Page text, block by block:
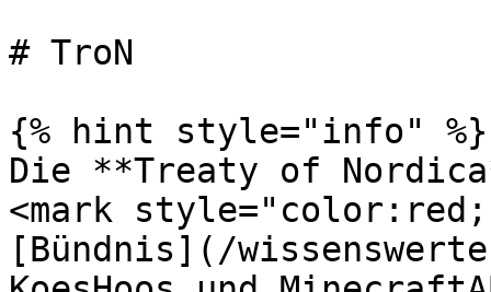
# TroN
{% hint style="info" %}
Die **Treaty of
<mark
[Bündnis](/